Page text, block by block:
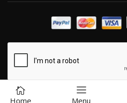
Home Menu